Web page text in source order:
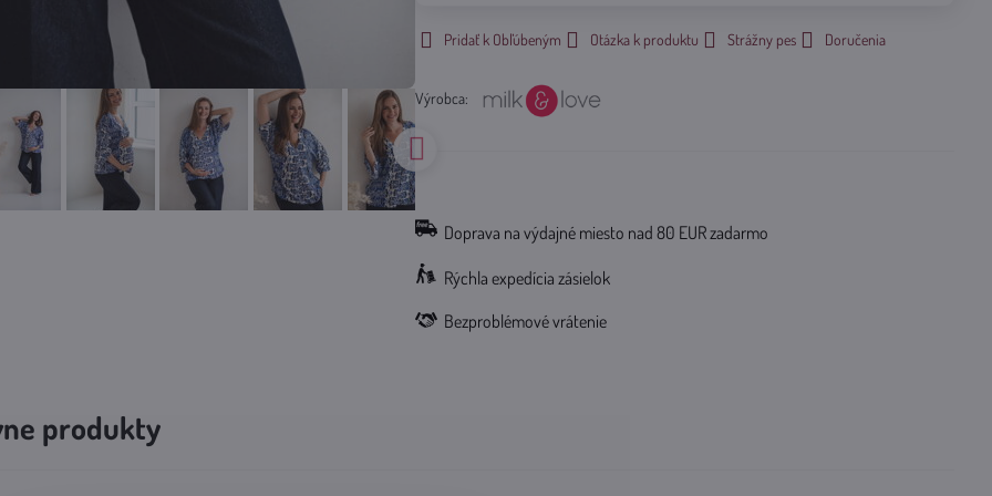
Pridať k Obľúbeným Otázka k produktu Strážny pes Doručenia
Výrobca:
Doprava na výdajné miesto nad 80 EUR zadarmo
Rýchla expedícia zásielok
Bezproblémové vrátenie
produkty